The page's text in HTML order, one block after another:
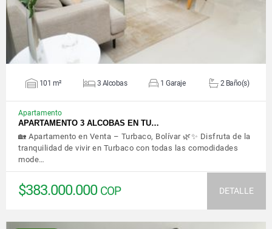
101 m² 3 Alcobas 1 Garaje 2 Baño(s)
Apartamento
APARTAMENTO 3 ALCOBAS EN TU…
🏡 Apartamento en Venta – Turbaco, Bolívar 🌿✨ Disfruta de la
tranquilidad de vivir en Turbaco con todas las comodidades
mode…
$383.000.000 COP DETALLE